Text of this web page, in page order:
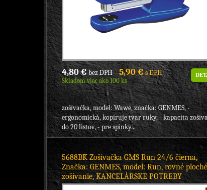
4,80 €bez DPH 5,90 €s DPH
Skladom viac ako 100 ks
zošívačka, model: Wawe, značka: GENMES, -
ergonomická, kopíruje tvar ruky, - kapacita
do 20 listov, - pre spinky...
5688BK Zošívačka GMS Run 24/6 čierna,
Značka: GENMES, model: Run, rovné ploché
zošívanie, KANCELÁRSKE POTREBY